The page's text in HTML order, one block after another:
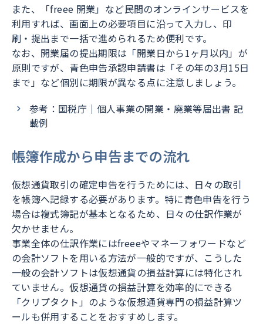
また、「freee 開業」など民間のオンラインサービスを
利用すれば、画面上の必要項目に沿って入力し、印
刷・提出まで一括で進められるため便利です。
なお、開業届の提出期限は「開業日から1ヶ月以内」が
原則ですが、青色申告承認申請書は「その年の3月15日
まで」など個別に期限が異なる点に注意しましょう。
参考：国税庁｜個人事業の開業・廃業等届出書 記
載例
帳簿作成から申告までの流れ
仮想通貨取引の確定申告を行うためには、日々の取引
を帳簿へ記録する必要があります。特に青色申告を行う
場合は複式簿記が基本となるため、日々の仕訳作業が
欠かせません。
事業全体の仕訳作業にはfreeeやマネーフォワードなど
の会計ソフトを用いる方法が一般的ですが、こうした
一般の会計ソフトは仮想通貨の損益計算には特化され
ていません。仮想通貨の損益計算を効率的にできる
「クリプタクト」のような仮想通貨専門の損益計算ツ
ールも併用することをおすすめします。